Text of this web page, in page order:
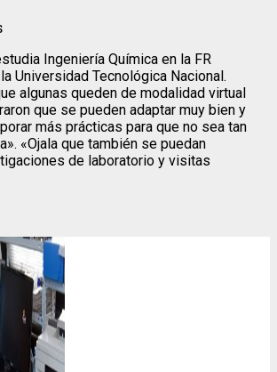
Ingeniería Química en la FR
Universidad Tecnológica Nacional.
algunas queden de modalidad virtual
que se pueden adaptar muy bien y
más prácticas para que no sea tan
«Ojala que también se puedan
de laboratorio y visitas